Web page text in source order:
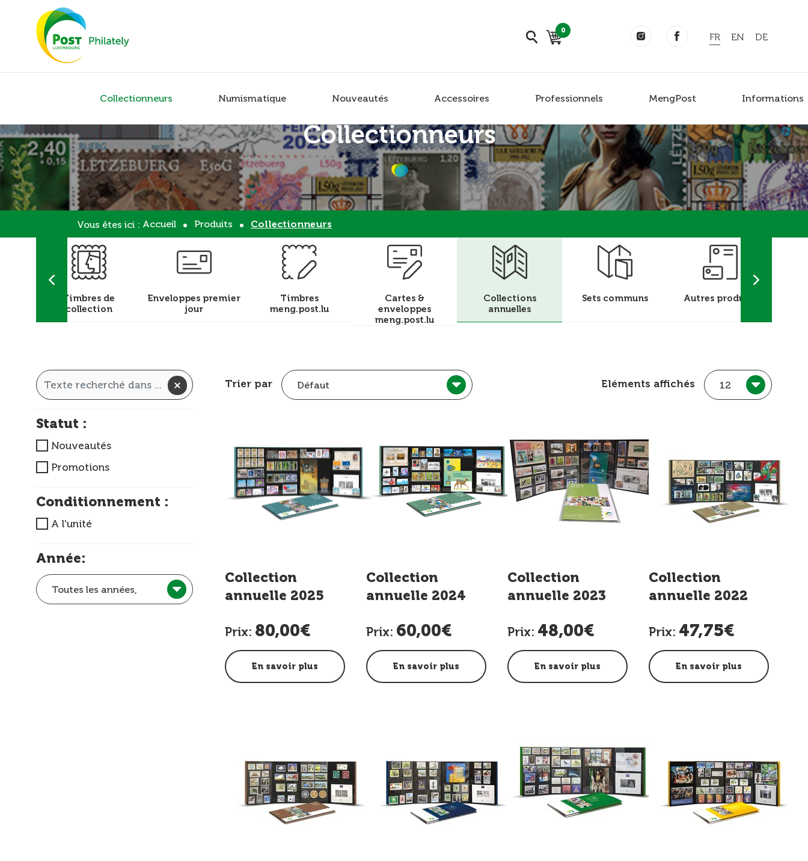
Collectionneurs Numismatique Nouveautés Accessoires Professionnels MengPost Informations
0
FR EN DE
Collectionneurs
Vous êtes ici : Accueil Produits Collectionneurs
Timbres de
collection
Enveloppes premier
jour
Timbres
meng.post.lu
Cartes &
enveloppes
meng.post.lu
Collections
annuelles
Sets communs Autres produits
Statut :
Nouveautés
Promotions
Conditionnement :
A l'unité
Année:
Toutes les années,
Trier par Défaut Eléments affichés 12
Collection
annuelle 2025
Prix: 80,00€
En savoir plus
Collection
annuelle 2024
Prix: 60,00€
En savoir plus
Collection
annuelle 2023
Prix: 48,00€
En savoir plus
Collection
annuelle 2022
Prix: 47,75€
En savoir plus